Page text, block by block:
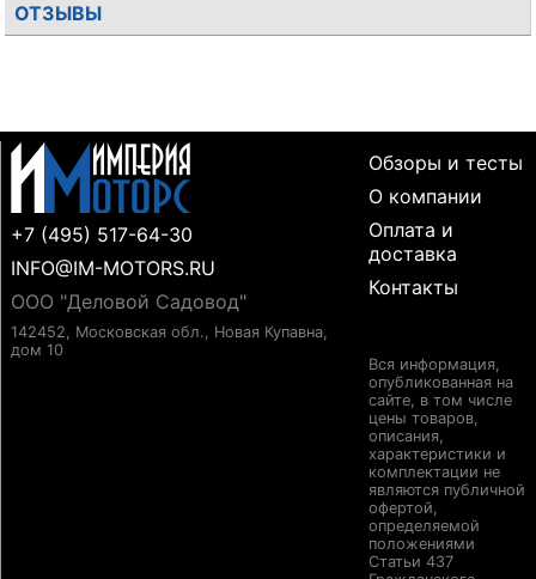
ОТЗЫВЫ
+7 (495) 517-64-30
INFO@IM-MOTORS.RU
ООО "Деловой Садовод"
142452, Московская обл., Новая Купавна,
дом 10
Обзоры и тесты
О компании
Оплата и
доставка
Контакты
Вся информация,
опубликованная на
сайте, в том числе
цены товаров,
описания,
характеристики и
комплектации не
являются публичной
офертой,
определяемой
положениями
Статьи 437